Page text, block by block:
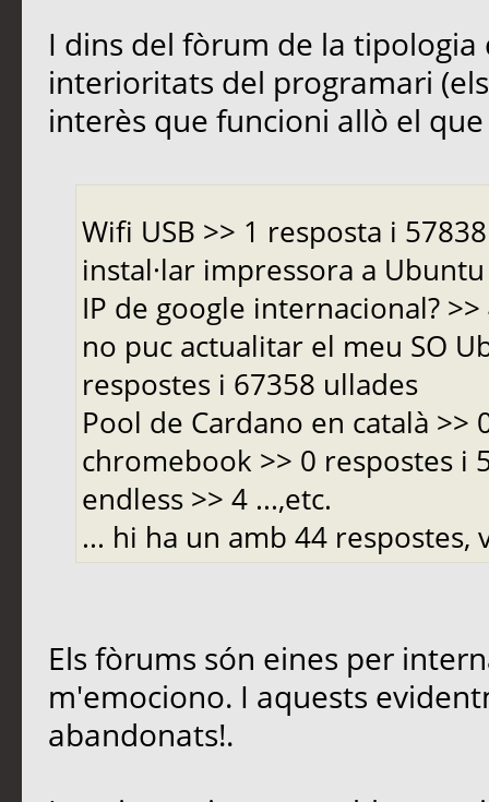
I dins del fòrum de la
interioritats del programari
interès que funcioni allò el que
Wifi USB >> 1 resposta i
instal·lar impressora a
IP de google internacional?
no puc actualitar el meu SO
respostes i 67358 ullades
Pool de Cardano en català >>
chromebook >> 0 respostes i
endless >> 4 ...,etc.
... hi ha un amb 44 respostes,
Els fòrums són eines per
m'emociono. I aquests
abandonats!.